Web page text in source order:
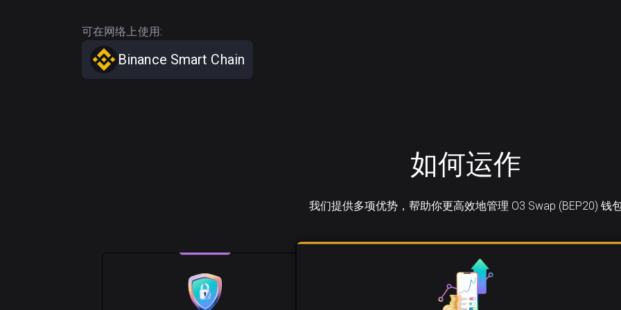
可在网络上使用:
Binance Smart Chain
如何运作
我们提供多项优势，帮助你更高效地管理 O3 Swap (BEP20) 钱